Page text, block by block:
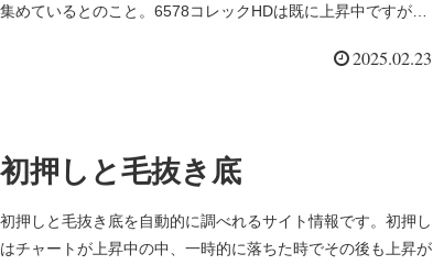
集めているとのこと。6578コレックHDは既に上昇中ですが出
2025.02.23
初押しと毛抜き底
初押しと毛抜き底を自動的に調べれるサイト情報です。初押し
はチャートが上昇中の中、一時的に落ちた時でその後も上昇が